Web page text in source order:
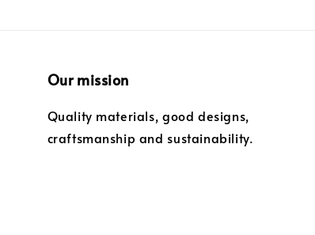
Our mission
Quality materials, good designs,
craftsmanship and sustainability.